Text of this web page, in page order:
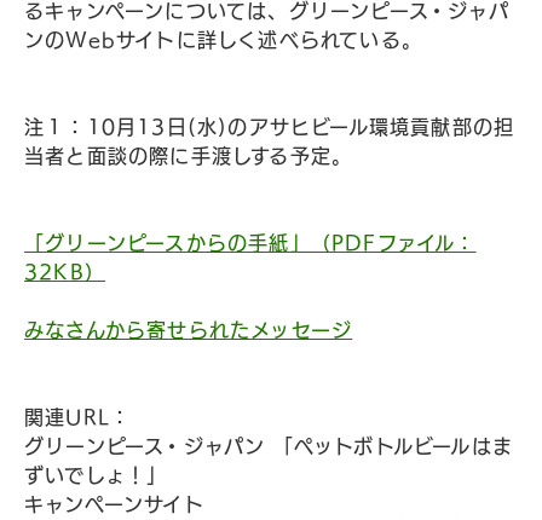
るキャンペーンについては、グリーンピース・ジャパ
ンのWebサイトに詳しく述べられている。
注１：10月13日(水)のアサヒビール環境貢献部の担
当者と面談の際に手渡しする予定。
「グリーンピースからの手紙」（PDFファイル：
32KB）
みなさんから寄せられたメッセージ
関連URL：
グリーンピース・ジャパン 「ペットボトルビールはま
ずいでしょ！」
キャンペーンサイト